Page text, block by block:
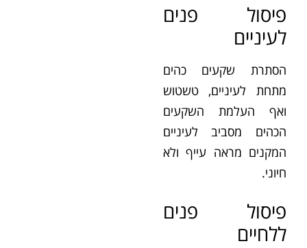
פיסול פנים
לעיניים
הסתרת שקעים כהים
מתחת לעיניים, טשטוש
ואף העלמת השקעים
הכהים מסביב לעיניים
המקנים מראה עייף ולא
חיוני.
פיסול פנים
ללחיים